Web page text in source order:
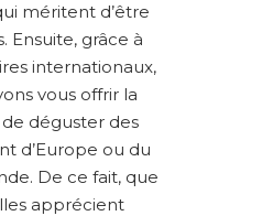
méritent d’être
Ensuite, grâce à
internationaux,
vous offrir la
déguster des
d’Europe ou du
De ce fait, que
apprécient